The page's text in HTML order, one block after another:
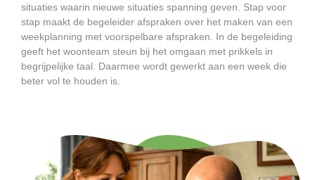
situaties waarin nieuwe situaties spanning geven. Stap voor
stap maakt de begeleider afspraken over het maken van een
weekplanning met voorspelbare afspraken. In de begeleiding
geeft het woonteam steun bij het omgaan met prikkels in
begrijpelijke taal. Daarmee wordt gewerkt aan een week die
beter vol te houden is.